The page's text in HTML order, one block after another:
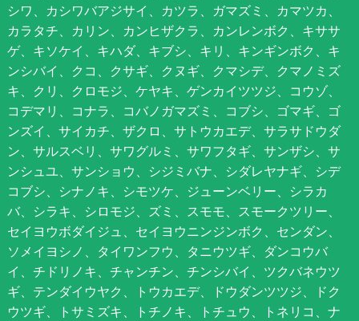
シワ、カシワバアジサイ、カツラ、ガマズミ、カマツカ、
カラタチ、カリン、カンヒザクラ、カンレンボク、キササ
ゲ、キソケイ、キハダ、キブシ、キリ、キンギンボク、キ
ンシバイ、クコ、クサギ、クヌギ、クマシデ、クマノミズ
キ、クリ、クロモジ、ケヤキ、ゲンカイツツジ、コウゾ、
コデマリ、コナラ、コバノガマズミ、コブシ、ゴマギ、ゴ
ンズイ、サイカチ、ザクロ、サトウカエデ、サラサドウダ
ン、サルスベリ、サワグルミ、サワフタギ、サンザシ、サ
ンシュユ、サンショウ、シジミバナ、シダレヤナギ、シデ
コブシ、シナノキ、シモツケ、ジューンベリー、シラカ
バ、シラキ、シロモジ、ズミ、スモモ、スモークツリー、
セイヨウボダイジュ、セイヨウニンジンボク、センダン、
ソメイヨシノ、タイワンフウ、タニウツギ、ダンコウバ
イ、チドリノキ、チャンチン、チンシバイ、ツクバネウツ
ギ、テンダイウヤク、トウカエデ、ドウダンツツジ、ドク
ウツギ、トサミズキ、トチノキ、トチュウ、トネリコ、ナ